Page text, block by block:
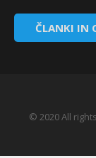
ČLANKI IN
© 2020 All